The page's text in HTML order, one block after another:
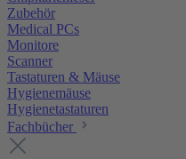
Zubehör
Medical PCs
Monitore
Scanner
Tastaturen & Mäuse
Hygienemäuse
Hygienetastaturen
Fachbücher